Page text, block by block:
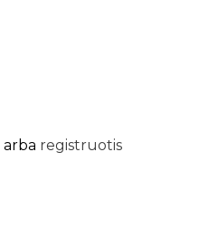
arba registruotis